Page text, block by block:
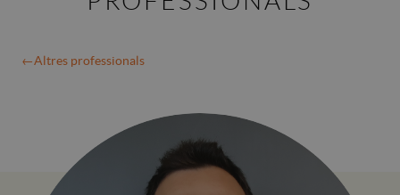
Altres professionals